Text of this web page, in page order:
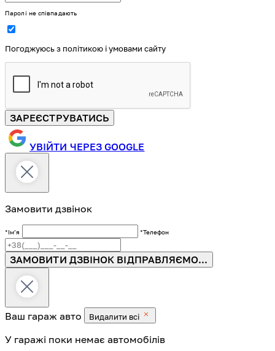
Паролі не співпадають
Погоджуюсь з політикою і умовами сайту
ЗАРЕЄСТРУВАТИСЬ
УВІЙТИ ЧЕРЕЗ GOOGLE
Замовити дзвінок
*Імʼя *Телефон
ЗАМОВИТИ ДЗВІНОК ВІДПРАВЛЯЄМО...
Ваш гараж авто Видалити всі
У гаражі поки немає автомобілів